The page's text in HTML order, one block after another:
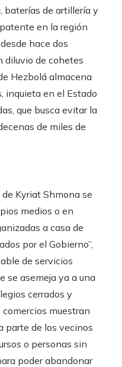
baterías de artillería y
en la región
hace dos
diluvio de cohetes
Hezbolá almacena
inquieta en el Estado
que busca evitar la
de miles de
Kyriat Shmona se
medios o en
a casa de
por el Gobierno”,
de servicios
se asemeja ya a una
cerrados y
muestran
parte de los vecinos
o personas sin
poder abandonar